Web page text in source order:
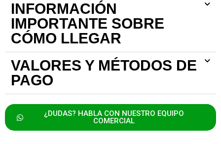
INFORMACIÓN
IMPORTANTE SOBRE
CÓMO LLEGAR
VALORES Y MÉTODOS DE
PAGO
¿DUDAS? HABLA CON NUESTRO EQUIPO
COMERCIAL